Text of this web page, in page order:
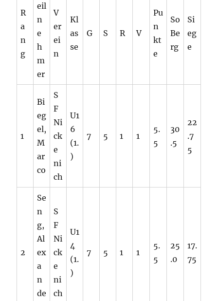
R
a
n
g
eil
n
e
h
m
er
V
er
ei
n
Kl
as
se
G S R V
Pu
n
kt
e
So
Be
rg
Si
eg
e
1
Bi
eg
el,
M
ar
co
S
F
Ni
ck
e
ni
ch
U1
6
(1.
)
7 5 1 1
5.
5
30
.5
22
.7
5
2
Se
n
g,
Al
ex
a
n
de
S
F
Ni
ck
e
ni
ch
U1
4
(1.
)
7 5 1 1
5.
5
25
.0
17.
75